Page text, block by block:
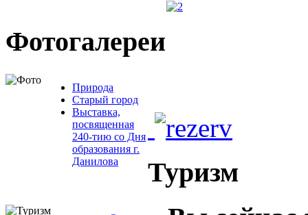
Фотогалереи
Природа
Старый город
Выставка,
посвященная
240-тию со Дня
образования г.
Данилова
Туризм